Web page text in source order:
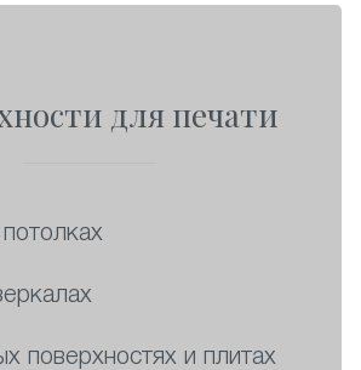
для печати
поверхностях и плитах